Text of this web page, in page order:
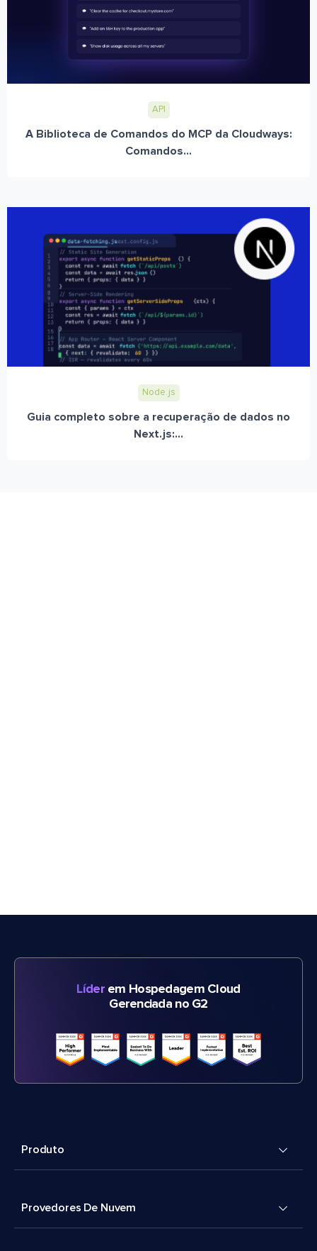
API
A Biblioteca de Comandos do MCP da Cloudways:
Comandos...
Node.js
Guia completo sobre a recuperação de dados no
Next.js:...
Líderem Hospedagem Cloud
Gerenciada no G2
Produto
Provedores De Nuvem